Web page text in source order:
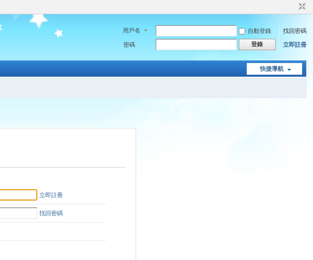
用戶名 自動登錄
找回密碼
密碼
登錄 立即註冊
快捷導航
立即註冊
找回密碼